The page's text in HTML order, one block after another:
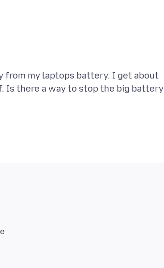
from my laptops battery. I get about
Is there a way to stop the big battery